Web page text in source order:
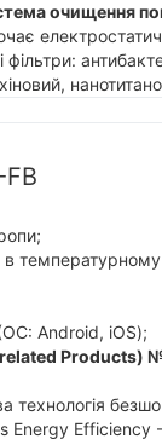
очищення
фільтри:
безшовний
таймер 24
затримка старту
пульта,
температурному
Android, iOS);
Products)
технологія
Energy Efficiency